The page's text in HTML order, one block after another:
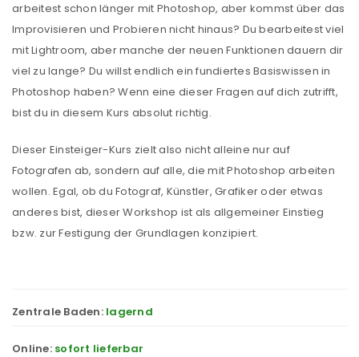
arbeitest schon länger mit Photoshop, aber kommst über das
Improvisieren und Probieren nicht hinaus? Du bearbeitest viel
mit Lightroom, aber manche der neuen Funktionen dauern dir
viel zu lange? Du willst endlich ein fundiertes Basiswissen in
Photoshop haben? Wenn eine dieser Fragen auf dich zutrifft,
bist du in diesem Kurs absolut richtig.
Dieser Einsteiger-Kurs zielt also nicht alleine nur auf
Fotografen ab, sondern auf alle, die mit Photoshop arbeiten
wollen. Egal, ob du Fotograf, Künstler, Grafiker oder etwas
anderes bist, dieser Workshop ist als allgemeiner Einstieg
bzw. zur Festigung der Grundlagen konzipiert.
Zentrale Baden: lagernd
Online: sofort lieferbar